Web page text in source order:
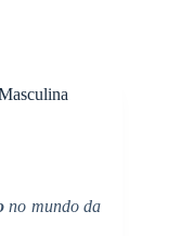
no mundo da